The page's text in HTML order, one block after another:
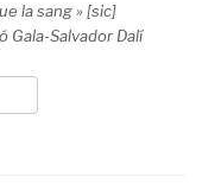
la sang » [sic]
Gala-Salvador Dalí